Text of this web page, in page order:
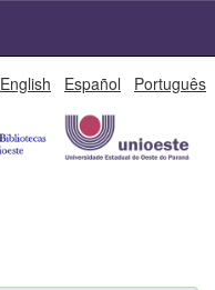
English Español Português